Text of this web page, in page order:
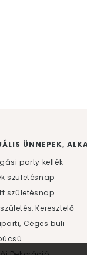
ÜNNEPEK,
party kellék
születésnap
születésnap
Keresztelő
Céges buli